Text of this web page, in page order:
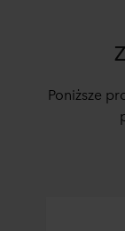
Poniższe